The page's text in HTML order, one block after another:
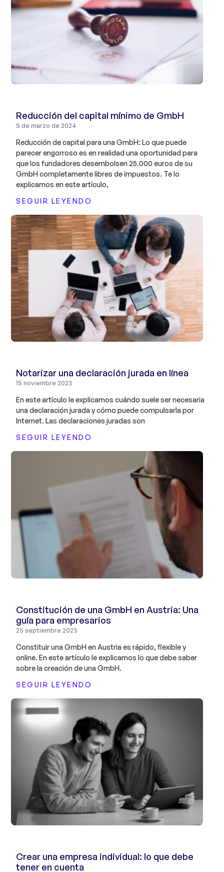
Reducción del capital mínimo de GmbH
5 de marzo de 2024
Reducción de capital para una GmbH: Lo que puede
parecer engorroso es en realidad una oportunidad para
que los fundadores desembolsen 25.000 euros de su
GmbH completamente libres de impuestos. Te lo
explicamos en este artículo,
SEGUIR LEYENDO
Notarizar una declaración jurada en línea
15 noviembre 2023
En este artículo le explicamos cuándo suele ser necesaria
una declaración jurada y cómo puede compulsarla por
Internet. Las declaraciones juradas son
SEGUIR LEYENDO
Constitución de una GmbH en Austria: Una
guía para empresarios
25 septiembre 2023
Constituir una GmbH en Austria es rápido, flexible y
online. En este artículo le explicamos lo que debe saber
sobre la creación de una GmbH.
SEGUIR LEYENDO
Crear una empresa individual: lo que debe
tener en cuenta